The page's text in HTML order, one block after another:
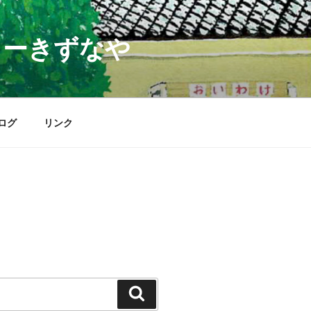
きずなや
グ リンク